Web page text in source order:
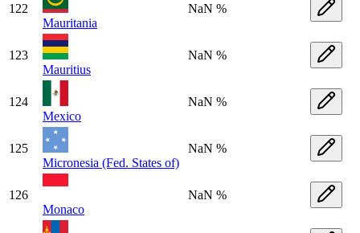
122
Mauritania
NaN %
123
Mauritius
NaN %
124
Mexico
NaN %
125
Micronesia (Fed. States of)
NaN %
126
Monaco
NaN %